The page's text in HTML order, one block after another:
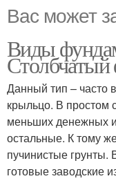
Вас может
Виды
Данный тип – часто
крыльцо. В простом
меньших денежных
остальные. К тому
пучинистые грунты.
готовые заводские